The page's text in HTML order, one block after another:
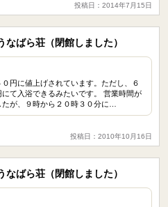
投稿日：2014年7月15日
ばら荘（閉館しました）
円に値上げされています。ただし、６
浴できるみたいです。 営業時間が
が、９時から２０時３０分に…
投稿日：2010年10月16日
ばら荘（閉館しました）